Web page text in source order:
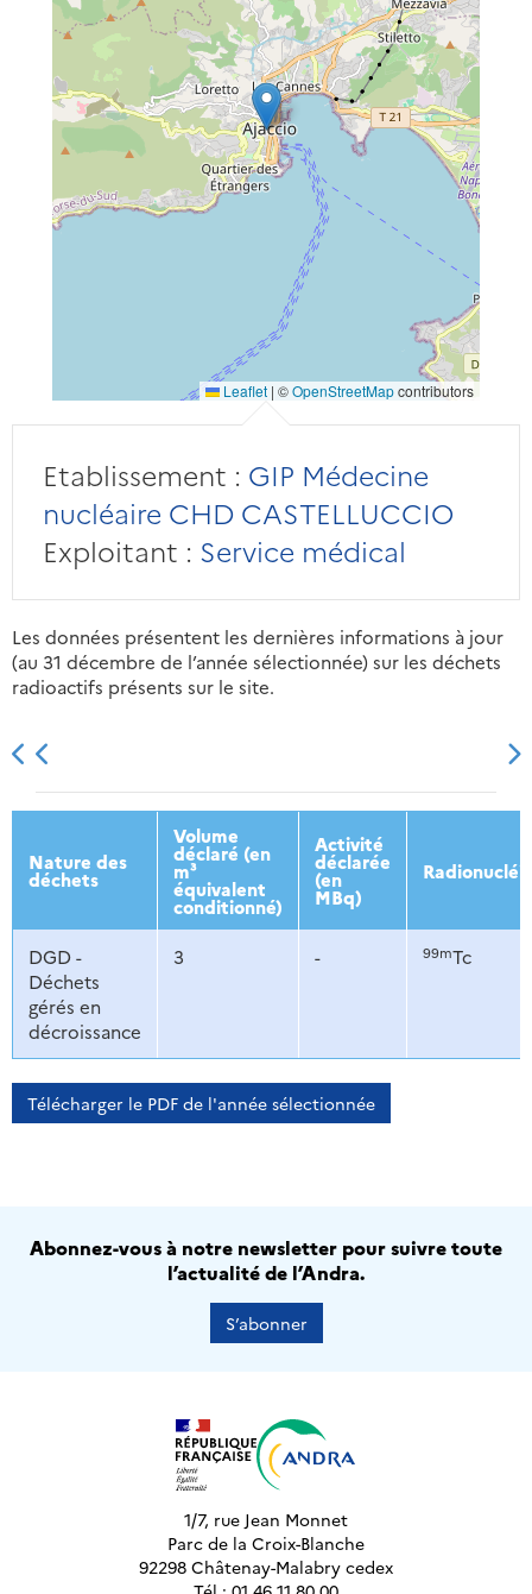
Leaflet | ©OpenStreetMapcontributors
Etablissement : GIP Médecine
nucléaire CHD CASTELLUCCIO
Exploitant : Service médical
Les données présentent les dernières informations à jour
(au 31 décembre de l’année sélectionnée) sur les déchets
radioactifs présents sur le site.
2013 2014 2015 2016
Nature des
déchets
Volume
déclaré (en
m³
équivalent
conditionné)
Activité
déclarée
(en
MBq)
DGD -
Déchets
gérés en
décroissance
3 - 99mTc
Télécharger le PDF de l'année sélectionnée
Abonnez-vous à notre newsletter pour suivre toute
l’actualité de l’Andra.
S’abonner
1/7, rue Jean Monnet
Parc de la Croix-Blanche
92298 Châtenay-Malabry cedex